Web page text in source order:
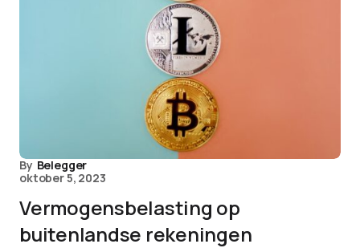
By Belegger
oktober 5, 2023
Vermogensbelasting op
buitenlandse rekeningen